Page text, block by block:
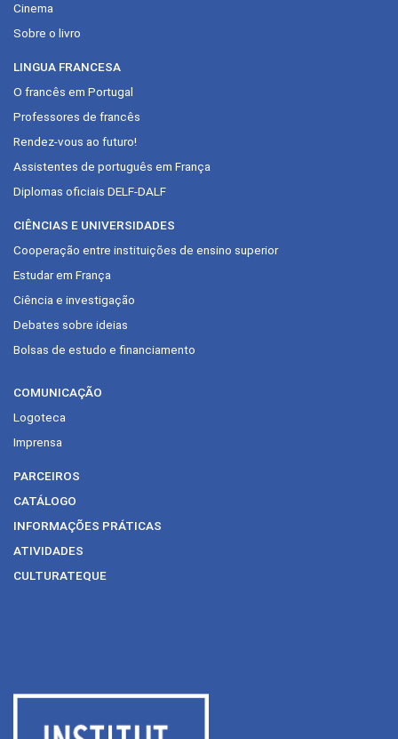
Cinema
Sobre o livro
LINGUA FRANCESA
O francês em Portugal
Professores de francês
Rendez-vous ao futuro!
Assistentes de português em França
Diplomas oficiais DELF-DALF
CIÊNCIAS E UNIVERSIDADES
Cooperação entre instituições de ensino superior
Estudar em França
Ciência e investigação
Debates sobre ideias
Bolsas de estudo e financiamento
COMUNICAÇÃO
Logoteca
Imprensa
PARCEIROS
CATÁLOGO
INFORMAÇÕES PRÁTICAS
ATIVIDADES
CULTURATEQUE